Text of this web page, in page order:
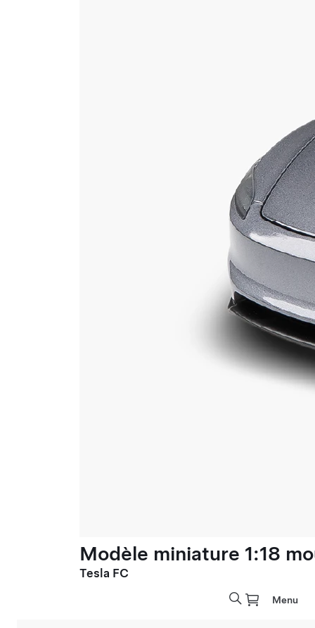
Modèle miniature 1:18
Tesla FC
Menu